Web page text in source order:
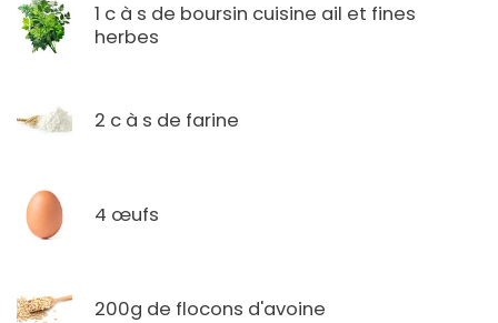
1 c à s de boursin cuisine ail et fines
herbes
2 c à s de farine
4 œufs
200g de flocons d'avoine